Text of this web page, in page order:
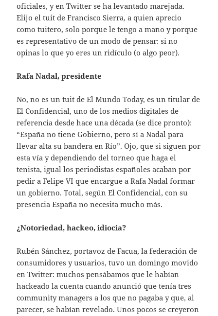
oficiales, y en Twitter se ha levantado marejada.
Elijo el tuit de Francisco Sierra, a quien aprecio
como tuitero, solo porque le tengo a mano y porque
es representativo de un modo de pensar: si no
opinas lo que yo eres un ridículo (o algo peor).
Rafa Nadal, presidente
No, no es un tuit de El Mundo Today, es un titular de
El Confidencial, uno de los medios digitales de
referencia desde hace una década (se dice pronto):
“España no tiene Gobierno, pero sí a Nadal para
llevar alta su bandera en Río”. Ojo, que si siguen por
esta vía y dependiendo del torneo que haga el
tenista, igual los periodistas españoles acaban por
pedir a Felipe VI que encargue a Rafa Nadal formar
un gobierno. Total, según El Confidencial, con su
presencia España no necesita mucho más.
¿Notoriedad, hackeo, idiocia?
Rubén Sánchez, portavoz de Facua, la federación de
consumidores y usuarios, tuvo un domingo movido
en Twitter: muchos pensábamos que le habían
hackeado la cuenta cuando anunció que tenía tres
community managers a los que no pagaba y que, al
parecer, se habían revelado. Unos pocos se creyeron